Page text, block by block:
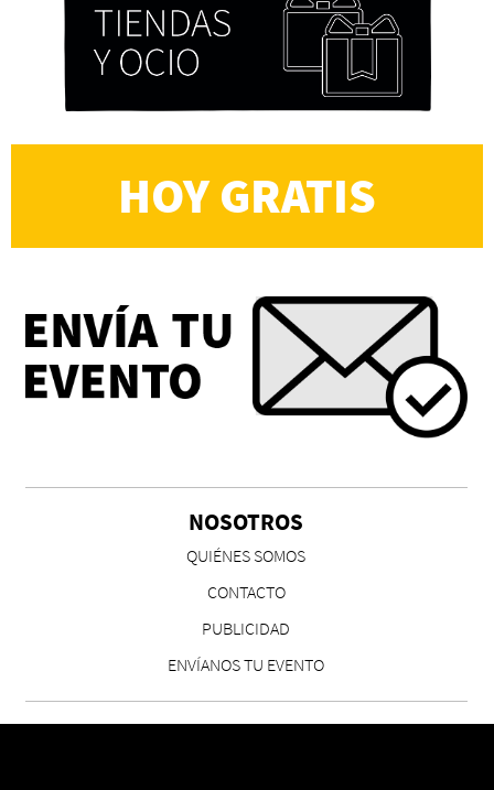
HOY GRATIS
NOSOTROS
QUIÉNES SOMOS
CONTACTO
PUBLICIDAD
ENVÍANOS TU EVENTO